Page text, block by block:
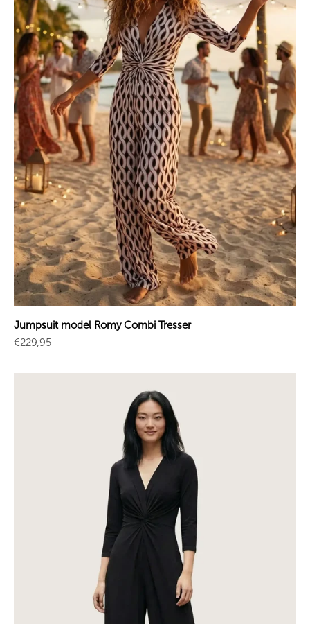
Jumpsuit model Romy Combi Tresser
Sale price
€229,95